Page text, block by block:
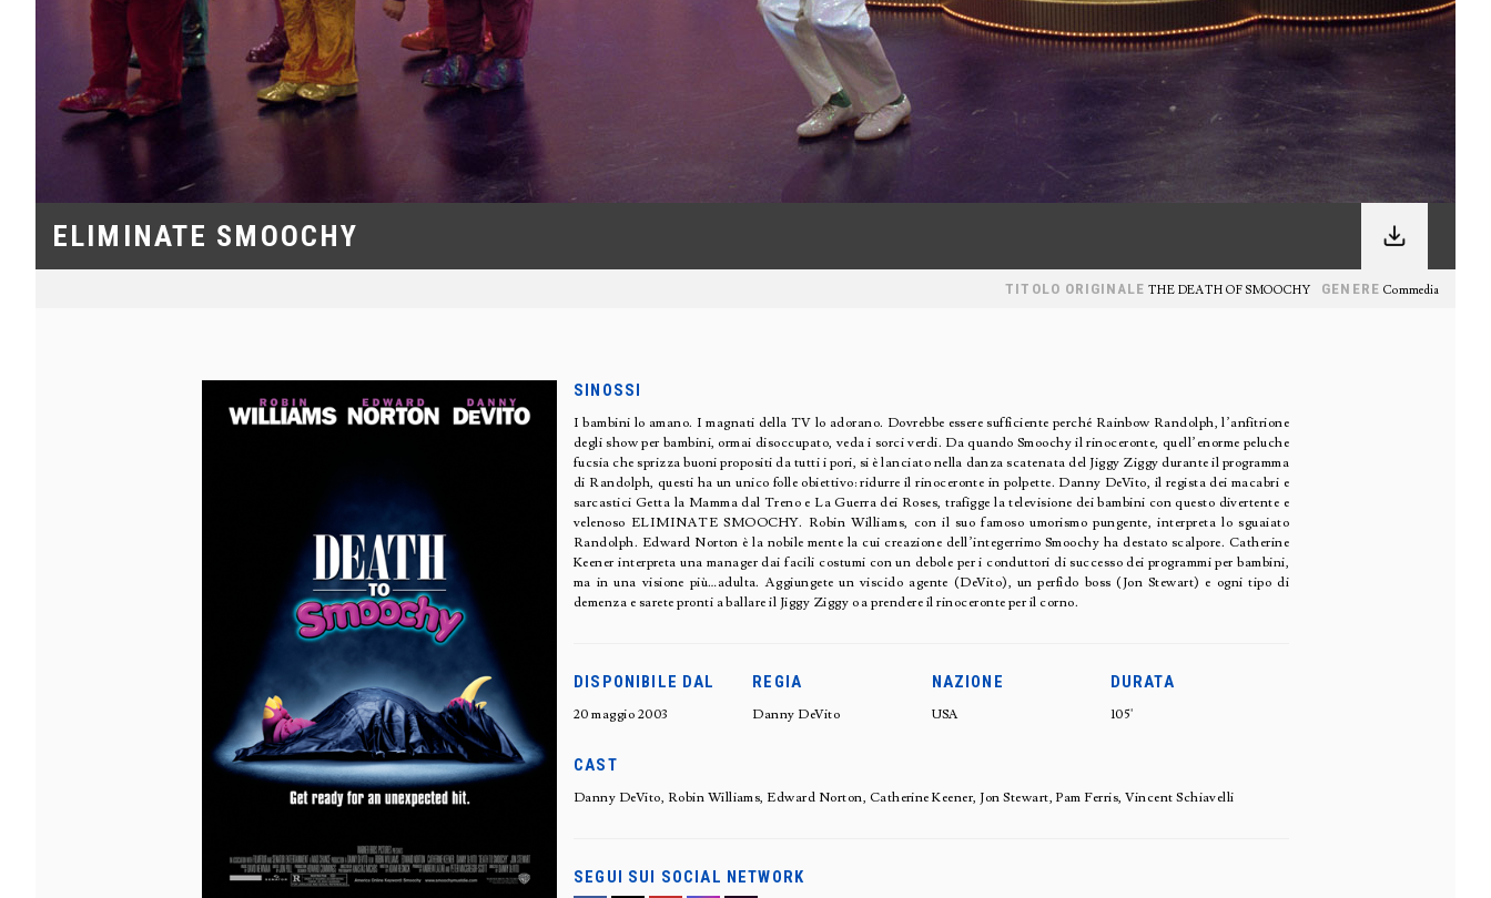
ELIMINATE SMOOCHY
GENERE Commedia
TITOLO ORIGINALE THE DEATH OF SMOOCHY
SINOSSI
I bambini lo amano. I magnati della TV lo adorano. Dovrebbe essere sufficiente perché Rainbow Randolph, l’anfitrione
degli show per bambini, ormai disoccupato, veda i sorci verdi. Da quando Smoochy il rinoceronte, quell’enorme peluche
fucsia che sprizza buoni propositi da tutti i pori, si è lanciato nella danza scatenata del Jiggy Ziggy durante il programma
di Randolph, questi ha un unico folle obiettivo: ridurre il rinoceronte in polpette. Danny DeVito, il regista dei macabri e
sarcastici Getta la Mamma dal Treno e La Guerra dei Roses, trafigge la televisione dei bambini con questo divertente e
velenoso ELIMINATE SMOOCHY. Robin Williams, con il suo famoso umorismo pungente, interpreta lo sguaiato
Randolph. Edward Norton è la nobile mente la cui creazione dell’integerrimo Smoochy ha destato scalpore. Catherine
Keener interpreta una manager dai facili costumi con un debole per i conduttori di successo dei programmi per bambini,
ma in una visione più…adulta. Aggiungete un viscido agente (DeVito), un perfido boss (Jon Stewart) e ogni tipo di
demenza e sarete pronti a ballare il Jiggy Ziggy o a prendere il rinoceronte per il corno.
DISPONIBILE DAL
20 maggio 2003
REGIA
Danny DeVito
NAZIONE
USA
DURATA
105'
CAST
Danny DeVito, Robin Williams, Edward Norton, Catherine Keener, Jon Stewart, Pam Ferris, Vincent Schiavelli
SEGUI SUI SOCIAL NETWORK